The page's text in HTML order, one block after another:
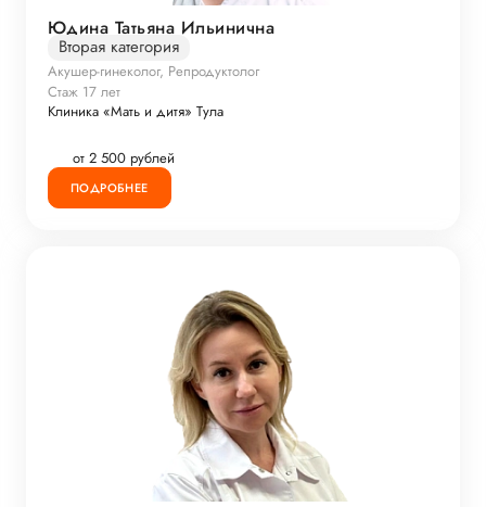
Юдина Татьяна Ильинична
Вторая категория
Акушер-гинеколог, Репродуктолог
Стаж 17 лет
Клиника «Мать и дитя» Тула
от 2 500 рублей
ПОДРОБНЕЕ